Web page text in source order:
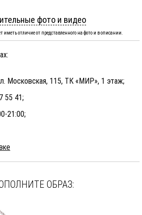
фото и видео
иметь отличие от представленного на фото и в описании.
Московская, 115, ТК «МИР», 1 этаж;
55 41;
21:00;
ОБРАЗ: